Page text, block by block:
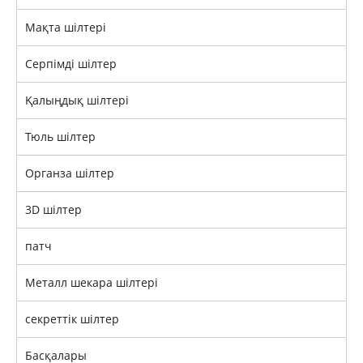
Мақта шілтері
Серпімді шілтер
Қалыңдық шілтері
Тюль шілтер
Органза шілтер
3D шілтер
патч
Металл шекара шілтері
секреттік шілтер
Басқалары